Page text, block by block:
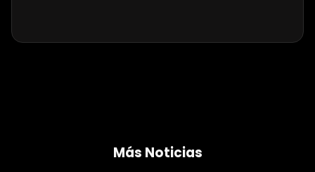
Más Noticias